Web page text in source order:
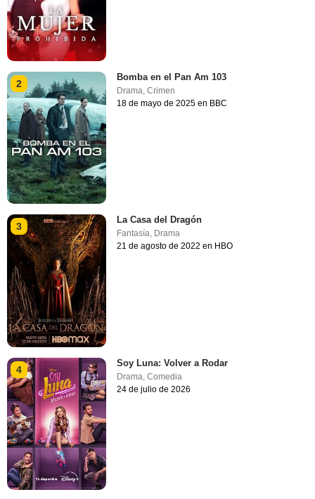
2
Bomba en el Pan Am 103
Drama,Crimen
18 de mayo de 2025 en BBC
3
La Casa del Dragón
Fantasía, Drama
21 de agosto de 2022 en HBO
4
Soy Luna: Volver a Rodar
Drama ,Comedia
24 de julio de 2026